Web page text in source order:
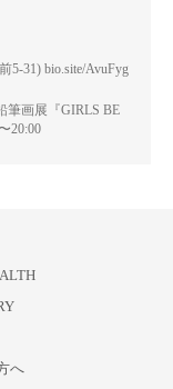
5-31) bio.site/AvuFyg
筆画展『GIRLS BE
20:00
へ